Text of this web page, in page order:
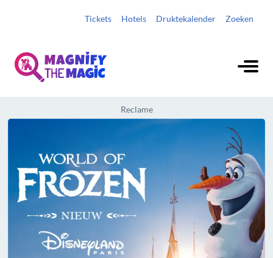
Tickets Hotels Druktekalender Zoeken
Reclame